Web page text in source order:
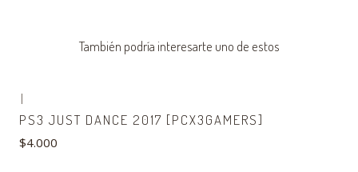
También podría interesarte uno de estos
|
PS3 JUST DANCE 2017 [PCX3GAMERS]
$4.000